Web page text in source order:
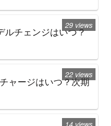
ルチェンジはいつ？
29 views
ャージはいつ？次期
22 views